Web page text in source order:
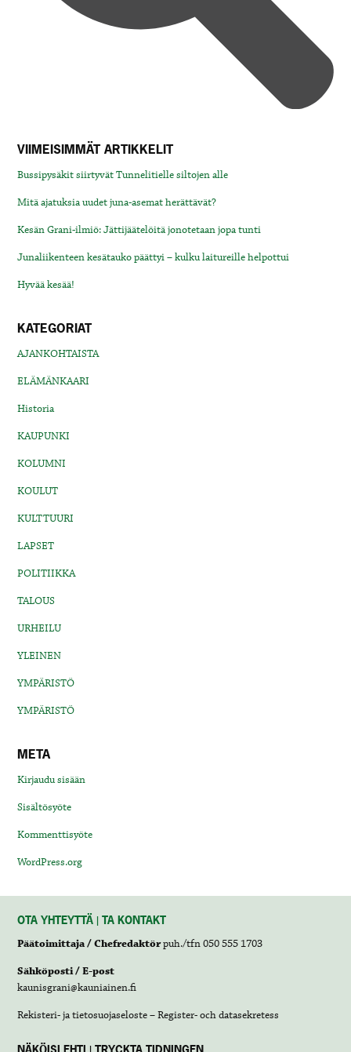
VIIMEISIMMÄT ARTIKKELIT
Bussipysäkit siirtyvät Tunnelitielle siltojen alle
Mitä ajatuksia uudet juna-asemat herättävät?
Kesän Grani-ilmiö: Jättijäätelöitä jonotetaan jopa tunti
Junaliikenteen kesätauko päättyi – kulku laitureille helpottui
Hyvää kesää!
KATEGORIAT
AJANKOHTAISTA
ELÄMÄNKAARI
Historia
KAUPUNKI
KOLUMNI
KOULUT
KULTTUURI
LAPSET
POLITIIKKA
TALOUS
URHEILU
YLEINEN
YMPÄRISTÖ
YMPÄRISTÖ
META
Kirjaudu sisään
Sisältösyöte
Kommenttisyöte
WordPress.org
OTA YHTEYTTÄ | TA KONTAKT
Päätoimittaja / Chefredaktörpuh./tfn 050 555 1703
Sähköposti / E-post
kaunisgrani@kauniainen.fi
Rekisteri- ja tietosuojaseloste – Register- och datasekretess